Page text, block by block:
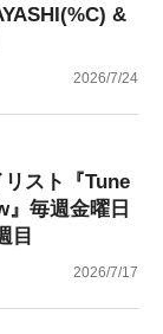
&
2026/7/24
スト『Tune
毎週金曜日
目
2026/7/17